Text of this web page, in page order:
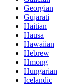
Georgian
Gujarati
Haitian
Hausa
Hawaiian
Hebrew
Hmong
Hungarian
Icelandic